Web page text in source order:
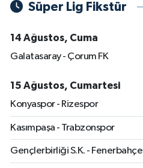
Süper Lig Fikstür
14 Ağustos, Cuma
Galatasaray - Çorum FK
15 Ağustos, Cumartesi
Konyaspor - Rizespor
Kasımpaşa - Trabzonspor
Gençlerbirliği S.K. - Fenerbahçe